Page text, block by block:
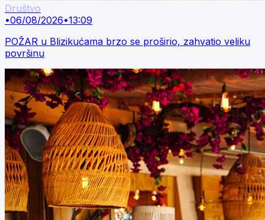
Društvo
•06/08/2026•13:09
POŽAR u Blizikućama brzo se proširio, zahvatio veliku
površinu